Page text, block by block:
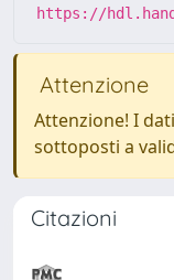
https://
Attenzione
Attenzione! I
sottoposti a
Citazioni